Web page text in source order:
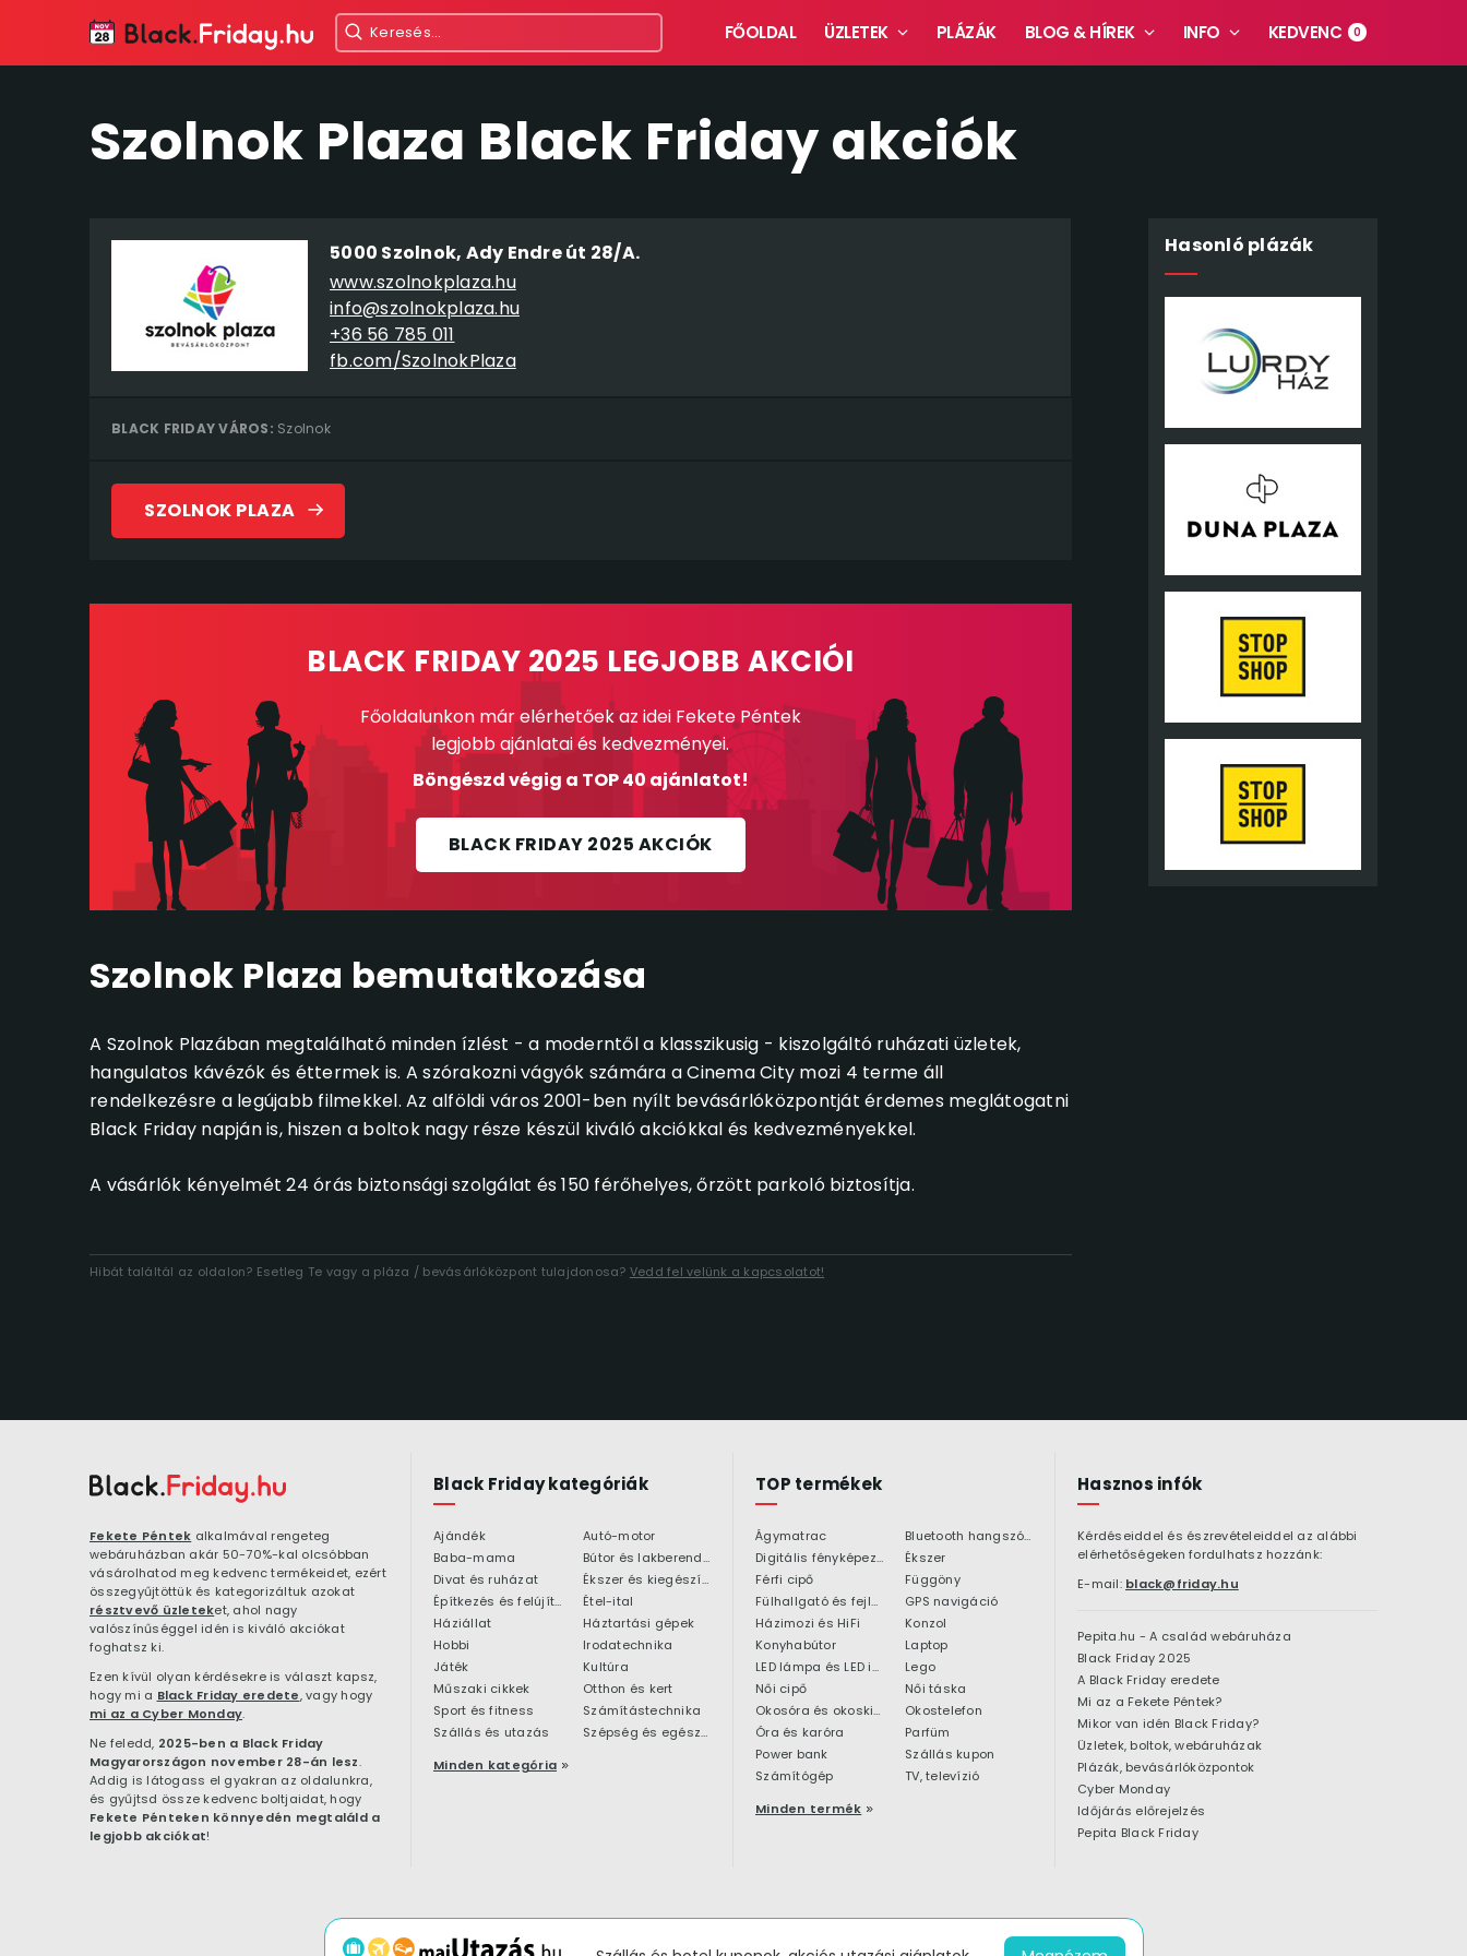
FŐOLDAL ÜZLETEK PLÁZÁK BLOG & HÍREK INFO KEDVENC 0
Szolnok Plaza Black Friday akciók
5000 Szolnok, Ady Endre út 28/A.
www.szolnokplaza.hu
info@szolnokplaza.hu
+36 56 785 011
fb.com/SzolnokPlaza
BLACK FRIDAY VÁROS: Szolnok
SZOLNOK PLAZA
BLACK FRIDAY 2025 LEGJOBB AKCIÓI
Főoldalunkon már elérhetőek az idei Fekete Péntek
legjobb ajánlatai és kedvezményei.
Böngészd végig a TOP 40 ajánlatot!
BLACK FRIDAY 2025 AKCIÓK
Szolnok Plaza bemutatkozása
A Szolnok Plazában megtalálható minden ízlést - a moderntől a klasszikusig - kiszolgáltó ruházati üzletek,
hangulatos kávézók és éttermek is. A szórakozni vágyók számára a Cinema City mozi 4 terme áll
rendelkezésre a legújabb filmekkel. Az alföldi város 2001-ben nyílt bevásárlóközpontját érdemes meglátogatni
Black Friday napján is, hiszen a boltok nagy része készül kiváló akciókkal és kedvezményekkel.
A vásárlók kényelmét 24 órás biztonsági szolgálat és 150 férőhelyes, őrzött parkoló biztosítja.
Hibát találtál az oldalon? Esetleg Te vagy a pláza / bevásárlóközpont tulajdonosa? Vedd fel velünk a kapcsolatot!
Hasonló plázák
Fekete Péntek alkalmával rengeteg
webáruházban akár 50-70%-kal olcsóbban
vásárolhatod meg kedvenc termékeidet, ezért
összegyűjtöttük és kategorizáltuk azokat
résztvevő üzleteket, ahol nagy
valószínűséggel idén is kiváló akciókat
foghatsz ki.
Ezen kívül olyan kérdésekre is választ kapsz,
hogy mi a Black Friday eredete, vagy hogy
mi az a Cyber Monday.
Ne feledd, 2025-ben a Black Friday
Magyarországon november 28-án lesz.
Addig is látogass el gyakran az oldalunkra,
és gyűjtsd össze kedvenc boltjaidat, hogy
Fekete Pénteken könnyedén megtaláld a
legjobb akciókat!
Black Friday kategóriák
Ajándék
Autó-motor
Baba-mama
Bútor és lakberendezés
Divat és ruházat
Ékszer és kiegészítő
Építkezés és felújítás
Étel-ital
Háziállat
Háztartási gépek
Hobbi
Irodatechnika
Játék
Kultúra
Műszaki cikkek
Otthon és kert
Sport és fitness
Számítástechnika
Szállás és utazás
Szépség és egészség
Minden kategória
TOP termékek
Ágymatrac
Bluetooth hangszóró
Digitális fényképezőgép
Ékszer
Férfi cipő
Függöny
Fülhallgató és fejlhallgató
GPS navigáció
Házimozi és HiFi
Konzol
Konyhabútor
Laptop
LED lámpa és LED izzó
Lego
Női cipő
Női táska
Okosóra és okoskiegészítő
Okostelefon
Óra és karóra
Parfüm
Power bank
Szállás kupon
Számítógép
TV, televízió
Minden termék
Hasznos infók
Kérdéseiddel és észrevételeiddel az alábbi
elérhetőségeken fordulhatsz hozzánk:
E-mail: black@friday.hu
Pepita.hu - A család webáruháza
Black Friday 2025
A Black Friday eredete
Mi az a Fekete Péntek?
Mikor van idén Black Friday?
Üzletek, boltok, webáruházak
Plázák, bevásárlóközpontok
Cyber Monday
Időjárás előrejelzés
Pepita Black Friday